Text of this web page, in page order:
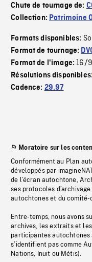
Chute de tournage de:
Collection: Patrimoine
Formats disponibles:
Format de tournage:
Format de l'image:16/9
Résolutions
Cadence: 29.97
Moratoire sur les
Conformément au Plan
développés par
de l’écran autochtone,
ses protocoles
autochtones et du comité-
Entre-temps, nous avons
archives, les extraits et
participantes autochtones
s’identifient pas comme
Nations, Inuit ou Métis).